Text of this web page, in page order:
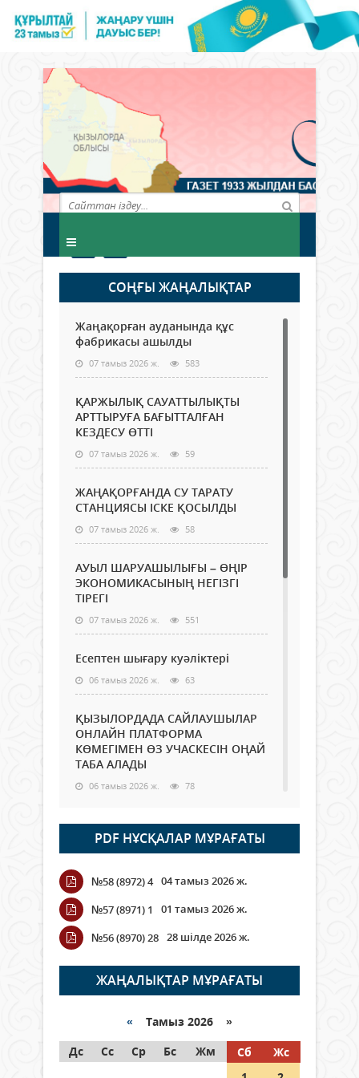
СОҢҒЫ ЖАҢАЛЫҚТАР
Жаңақорған ауданында құс
фабрикасы ашылды
07 тамыз 2026 ж. 583
ҚАРЖЫЛЫҚ САУАТТЫЛЫҚТЫ
АРТТЫРУҒА БАҒЫТТАЛҒАН
КЕЗДЕСУ ӨТТІ
07 тамыз 2026 ж. 59
ЖАҢАҚОРҒАНДА СУ ТАРАТУ
СТАНЦИЯСЫ ІСКЕ ҚОСЫЛДЫ
07 тамыз 2026 ж. 58
АУЫЛ ШАРУАШЫЛЫҒЫ – ӨҢІР
ЭКОНОМИКАСЫНЫҢ НЕГІЗГІ
ТІРЕГІ
07 тамыз 2026 ж. 551
Есептен шығару куәліктері
06 тамыз 2026 ж. 63
ҚЫЗЫЛОРДАДА САЙЛАУШЫЛАР
ОНЛАЙН ПЛАТФОРМА
КӨМЕГІМЕН ӨЗ УЧАСКЕСІН ОҢАЙ
ТАБА АЛАДЫ
06 тамыз 2026 ж. 78
Open Air: Қызылорда облысы
полиция департаменті 20
мыңнан астам көрерменнің
қауіпсіздігін қамтамасыз етті
06 тамыз 2026 ж.
Wi-Fi ҚАБЫРҒА АРҚЫЛЫ ҚАЛАЙ
ӨТЕДІ?
06 тамыз 2026 ж. 255
граждане Казахстана,
05 тамыз 2026 ж. 134
PDF НҰСҚАЛАР МҰРАҒАТЫ
№58 (8972) 4 04 тамыз 2026 ж.
№57 (8971) 1
01 тамыз 2026 ж.
№56 (8970) 28 28 шілде 2026 ж.
ЖАҢАЛЫҚТАР МҰРАҒАТЫ
« Тамыз 2026 »
Дс
Сс Ср Бс Жм Сб
Жс